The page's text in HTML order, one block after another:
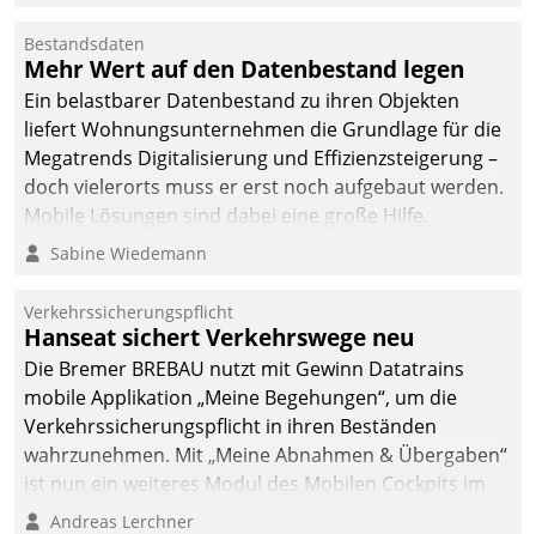
Bestandsdaten
Mehr Wert auf den Datenbestand legen
Ein belastbarer Datenbestand zu ihren Objekten
liefert Wohnungsunternehmen die Grundlage für die
Megatrends Digitalisierung und Effizienzsteigerung –
doch vielerorts muss er erst noch aufgebaut werden.
Mobile Lösungen sind dabei eine große Hilfe.
Sabine Wiedemann
Verkehrssicherungspflicht
Hanseat sichert Verkehrswege neu
Die Bremer BREBAU nutzt mit Gewinn Datatrains
mobile Applikation „Meine Begehungen“, um die
Verkehrssicherungspflicht in ihren Beständen
wahrzunehmen. Mit „Meine Abnahmen & Übergaben“
ist nun ein weiteres Modul des Mobilen Cockpits im
Einsatz.
Andreas Lerchner